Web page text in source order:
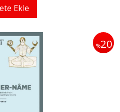
Ekle
%20